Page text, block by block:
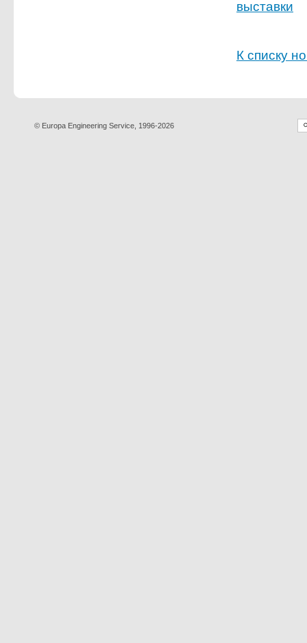
выставки
К списку
© Europa Engineering Service, 1996-2026